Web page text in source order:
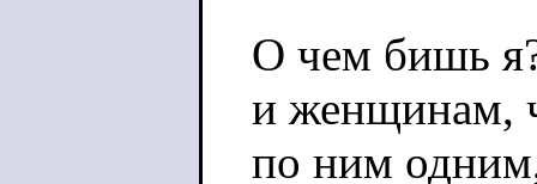
О чем бишь
и женщинам,
по ним